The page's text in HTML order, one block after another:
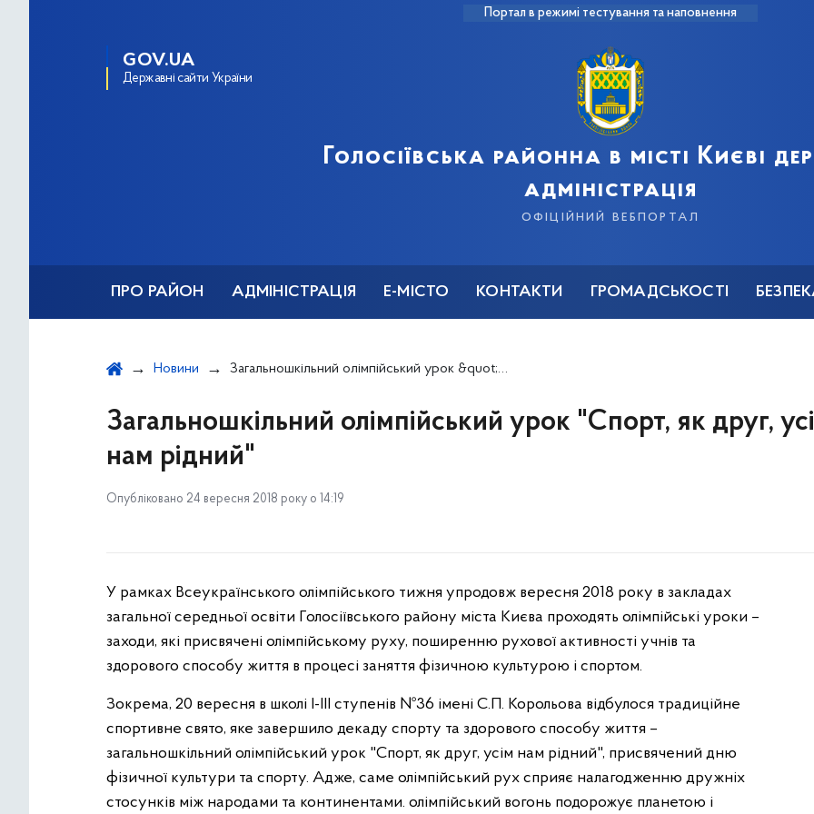
Портал в режимі тестування та наповнення
GOV.UA
Державні сайти України
Голосіївська районна в місті Києві
адміністрація
офіційний вебпортал
ПРО РАЙОН АДМІНІСТРАЦІЯ Е-МІСТО КОНТАКТИ ГРОМАДСЬКОСТІ
Новини Загальношкільний олімпійський урок &quot;Спорт, як друг, усім нам рідний&quot;
Загальношкільний олімпійський урок "Спорт, як друг,
нам рідний"
Опубліковано 24 вересня 2018 року о 14:19
У рамках Всеукраїнського олімпійського тижня упродовж вересня 2018 року в закладах
загальної середньої освіти Голосіївського району міста Києва проходять олімпійські уроки –
заходи, які присвячені олімпійському руху, поширенню рухової активності учнів та
здорового способу життя в процесі заняття фізичною культурою і спортом.
Зокрема, 20 вересня в школі І-ІІІ ступенів №36 імені С.П. Корольова відбулося традиційне
спортивне свято, яке завершило декаду спорту та здорового способу життя –
загальношкільний олімпійський урок "Спорт, як друг, усім нам рідний", присвячений дню
фізичної культури та спорту. Адже, саме олімпійський рух сприяє налагодженню дружніх
стосунків між народами та континентами. олімпійський вогонь подорожує планетою і